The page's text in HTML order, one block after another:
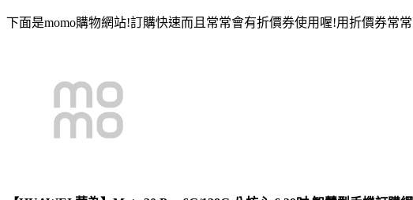
下面是momo購物網站!訂購快速而且常常會有折價券使用喔!用折價券常